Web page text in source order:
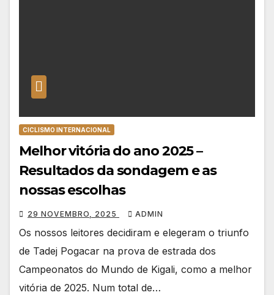
CICLISMO INTERNACIONAL
Melhor vitória do ano 2025 –
Resultados da sondagem e as
nossas escolhas
29 NOVEMBRO, 2025 ADMIN
Os nossos leitores decidiram e elegeram o triunfo
de Tadej Pogacar na prova de estrada dos
Campeonatos do Mundo de Kigali, como a melhor
vitória de 2025. Num total de…